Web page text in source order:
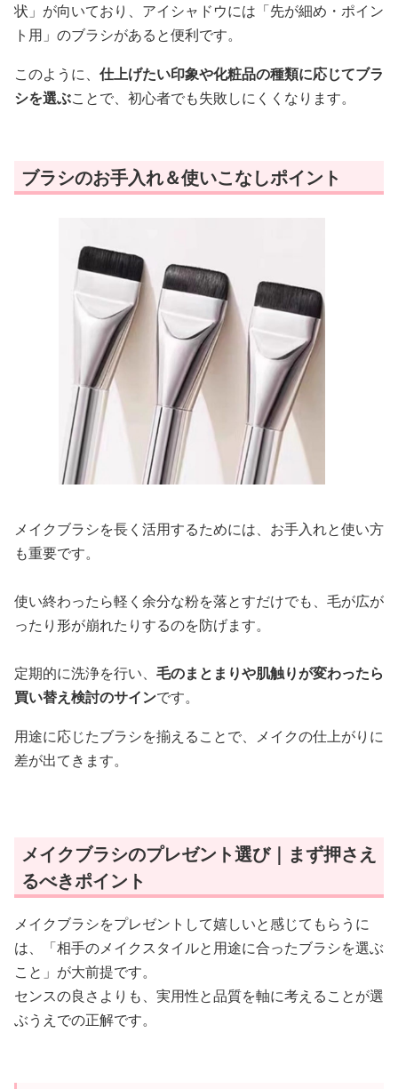
状」が向いており、アイシャドウには「先が細め・ポイン
ト用」のブラシがあると便利です。
このように、 仕上げたい印象や化粧品の種類に応じてブラ
シを選ぶことで、初心者でも失敗しにくくなります。
ブラシのお手入れ＆使いこなしポイント
メイクブラシを長く活用するためには、お手入れと使い方
も重要です。
使い終わったら軽く余分な粉を落とすだけでも、毛が広が
ったり形が崩れたりするのを防げます。
定期的に洗浄を行い、 毛のまとまりや肌触りが変わったら
買い替え検討のサインです。
用途に応じたブラシを揃えることで、メイクの仕上がりに
差が出てきます。
メイクブラシのプレゼント選び｜まず押さえ
るべきポイント
メイクブラシをプレゼントして嬉しいと感じてもらうに
は、「相手のメイクスタイルと用途に合ったブラシを選ぶ
こと」が大前提です。
センスの良さよりも、実用性と品質を軸に考えることが選
ぶうえでの正解です。